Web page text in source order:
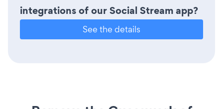
integrations of our Social Stream app?
See the details